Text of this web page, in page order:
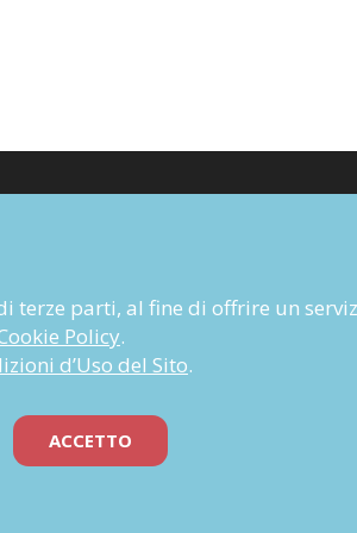
terze parti, al fine di offrire un
Policy.
d’Uso del Sito.
ACCETTO